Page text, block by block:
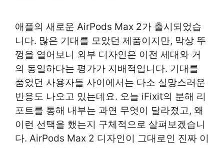
애플의 새로운 AirPods Max 2가 출시되었습
니다. 많은 기대를 모았던 제품이지만, 막상 뚜
껑을 열어보니 외부 디자인은 이전 세대와 거
의 동일하다는 평가가 지배적입니다. 기대를
품었던 사용자들 사이에서는 다소 실망스러운
반응도 나오고 있는데요. 오늘 iFixit의 분해 리
포트를 통해 내부는 과연 무엇이 달라졌고, 왜
이런 선택을 했는지 구체적으로 살펴보겠습니
다. AirPods Max 2 디자인이 그대로인 진짜 이